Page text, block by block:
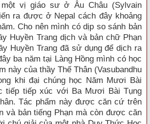
vị giáo sư ở Âu Châu (Sylvain
ra được ở Nepal cách đây khoảng
Cho nên mình có dịp so sánh bản
Huyền Trang dịch và bản chữ Phạn
Huyền Trang đã sử dụng để dịch ra
ba năm tại Làng Hồng mình có học
này của thầy Thế Thân (Vasubandhu
khi đại chúng học Năm Mươi Bài
tiếp tiếp xúc với Ba Mươi Bài Tụng
Tác phẩm này được căn cứ trên
và bản tiếng Phạn mà còn được căn